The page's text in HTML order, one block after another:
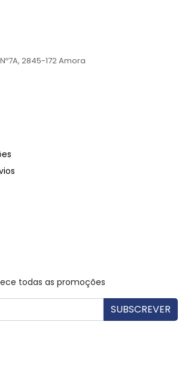
2845-172 Amora
todas as promoções